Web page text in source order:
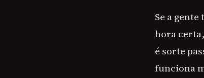
Se a
hora
é sorte
funciona